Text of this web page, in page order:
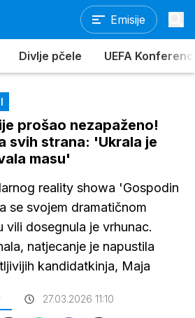
Emisije
Divlje pčele UEFA
prošao nezapaženo!
svih strana: 'Ukrala je
masu'
reality showa 'Gospodin
se svojem dramatičnom
vili dosegnula je vrhunac.
natjecanje je napustila
kandidatkinja, Maja
27.03.2026 11:10